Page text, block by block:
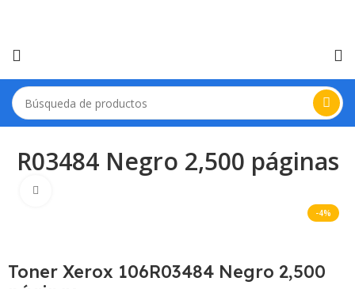
Negro 2,500 páginas
-4%
Toner Xerox 106R03484 Negro 2,500